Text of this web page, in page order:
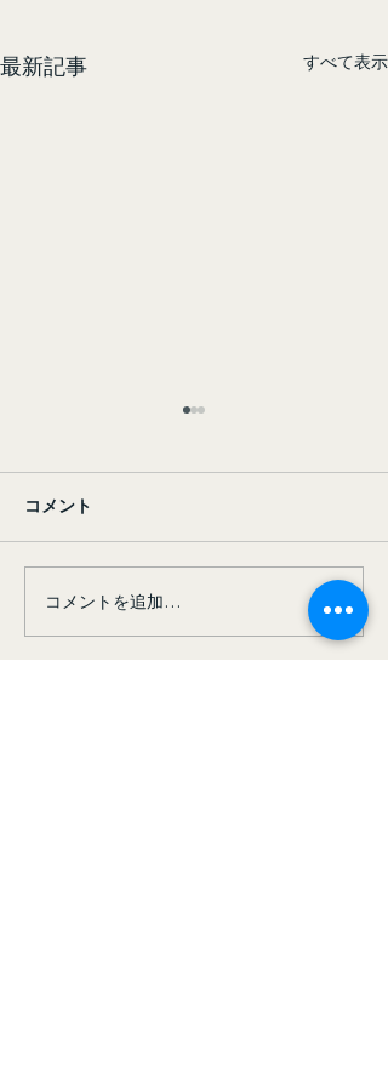
最新記事 すべて表示
クリスマス会を開きまし
た
コメント
コメントを追加…